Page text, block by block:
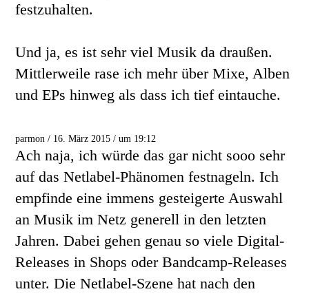
festzuhalten.
Und ja, es ist sehr viel Musik da draußen.
Mittlerweile rase ich mehr über Mixe, Alben
und EPs hinweg als dass ich tief eintauche.
parmon / 16. März 2015 / um 19:12
Ach naja, ich würde das gar nicht sooo sehr
auf das Netlabel-Phänomen festnageln. Ich
empfinde eine immens gesteigerte Auswahl
an Musik im Netz generell in den letzten
Jahren. Dabei gehen genau so viele Digital-
Releases in Shops oder Bandcamp-Releases
unter. Die Netlabel-Szene hat nach den